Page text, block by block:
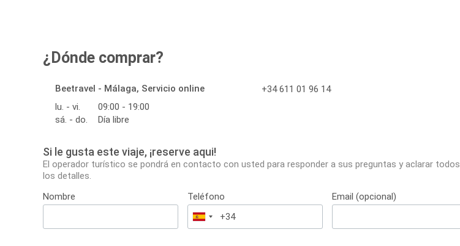
¿Dónde comprar?
Beetravel - Málaga, Servicio online
lu. - vi.
09:00 - 19:00
sá. - do.
Día libre
+34 611 01 96 14
Si le gusta este viaje, ¡reserve aqui!
El operador turístico se pondrá en contacto con usted para responder a sus preguntas y aclarar todos
los detalles.
Nombre
Teléfono
España
+34
Email (opcional)